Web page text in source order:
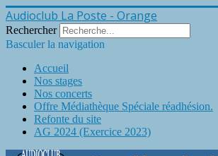
Audioclub La Poste - Orange
Rechercher
Basculer la navigation
Accueil
Nos stages
Nos concerts
Offre Médiathèque Spéciale réadhésion.
Refonte du site
AG 2024 (Exercice 2023)